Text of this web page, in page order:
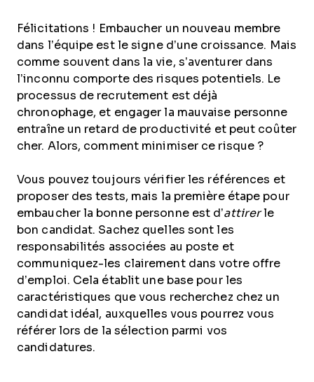
Félicitations ! Embaucher un nouveau membre
dans l’équipe est le signe d’une croissance. Mais
comme souvent dans la vie, s’aventurer dans
l’inconnu comporte des risques potentiels. Le
processus de recrutement est déjà
chronophage, et engager la mauvaise personne
entraîne un retard de productivité et peut coûter
cher. Alors, comment minimiser ce risque ?
Vous pouvez toujours vérifier les références et
proposer des tests, mais la première étape pour
embaucher la bonne personne est d’attirerle
bon candidat. Sachez quelles sont les
responsabilités associées au poste et
communiquez-les clairement dans votre offre
d’emploi. Cela établit une base pour les
caractéristiques que vous recherchez chez un
candidat idéal, auxquelles vous pourrez vous
référer lors de la sélection parmi vos
candidatures.